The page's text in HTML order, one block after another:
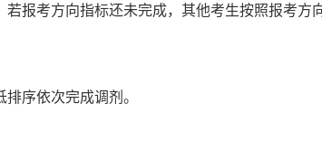
报考方向指标还未完成，其他考生按照报考方
序依次完成调剂。